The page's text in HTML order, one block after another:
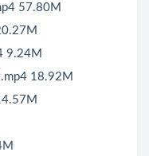
57.80M
9.24M
18.92M